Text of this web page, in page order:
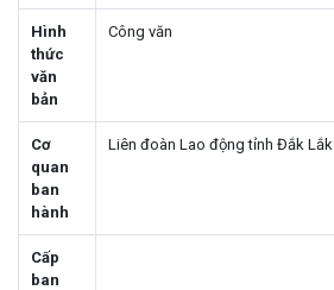
Hình
thức
văn
bản
Công văn
Cơ
quan
ban
hành
Liên đoàn Lao động tỉnh Đắk Lắk
Cấp
ban